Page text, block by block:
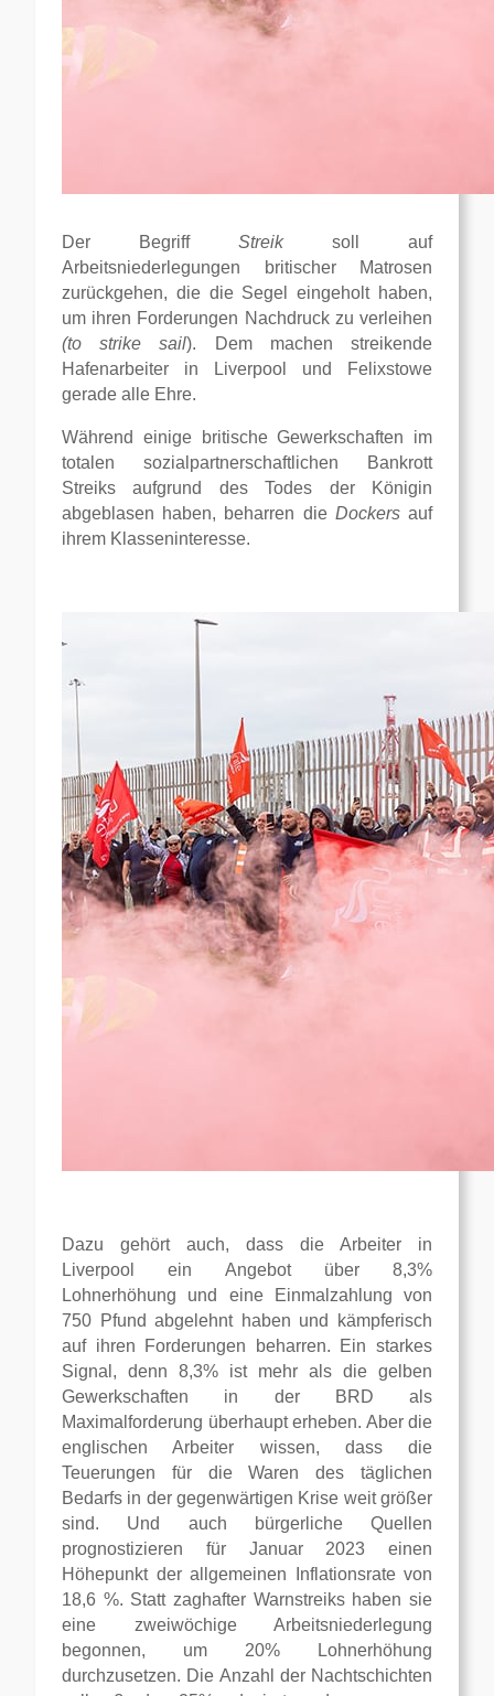
Der Begriff Streik soll auf
Arbeitsniederlegungen britischer Matrosen
zurückgehen, die die Segel eingeholt haben,
um ihren Forderungen Nachdruck zu verleihen
(to strike sail). Dem machen streikende
Hafenarbeiter in Liverpool und Felixstowe
gerade alle Ehre.
Während einige britische Gewerkschaften im
totalen sozialpartnerschaftlichen Bankrott
Streiks aufgrund des Todes der Königin
abgeblasen haben, beharren die Dockersauf
ihrem Klasseninteresse.
Dazu gehört auch, dass die Arbeiter in
Liverpool ein Angebot über 8,3%
Lohnerhöhung und eine Einmalzahlung von
750 Pfund abgelehnt haben und kämpferisch
auf ihren Forderungen beharren. Ein starkes
Signal, denn 8,3% ist mehr als die gelben
Gewerkschaften in der BRD als
Maximalforderung überhaupt erheben. Aber die
englischen Arbeiter wissen, dass die
Teuerungen für die Waren des täglichen
Bedarfs in der gegenwärtigen Krise weit größer
sind. Und auch bürgerliche Quellen
prognostizieren für Januar 2023 einen
Höhepunkt der allgemeinen Inflationsrate von
18,6 %. Statt zaghafter Warnstreiks haben sie
eine zweiwöchige Arbeitsniederlegung
begonnen, um 20% Lohnerhöhung
durchzusetzen. Die Anzahl der Nachtschichten